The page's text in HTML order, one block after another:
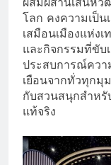
โลก คงความเป็
เสมือนเมืองแห่ง
และกิจกรรมที่ขับ
ประสบการณ์ควา
เยือนจากทั่วทุกมุ
กับสวนสนุกสำหรั
แท้จริง